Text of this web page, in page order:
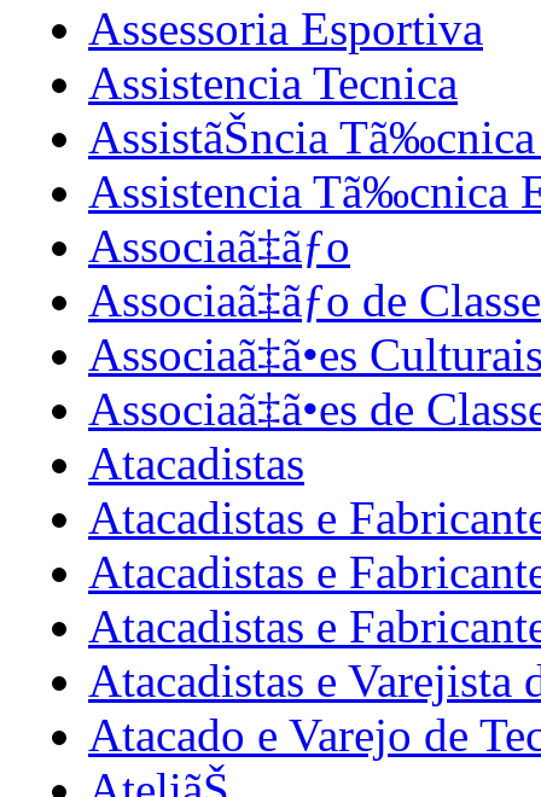
Assessoria Esportiva
Assistencia Tecnica
AssistãŠncia
Assistencia Tã‰cnica
Associaã‡ãƒo
Associaã‡ãƒo de Classe
Associaã‡ã•es
Associaã‡ã•es de
Atacadistas
Atacadistas e
Atacadistas e
Atacadistas e
Atacadistas e Varejista
Atacado e Varejo de